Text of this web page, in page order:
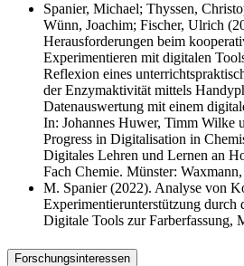
Spanier, Michael; Thyssen,
Wünn, Joachim; Fischer, Ulrich
Herausforderungen beim
Experimentieren mit digitalen
Reflexion eines
der Enzymaktivität mittels
Datenauswertung mit einem
In: Johannes Huwer, Timm Wilke
Progress in Digitalisation in
Digitales Lehren und Lernen an
Fach Chemie. Münster:
M. Spanier (2022). Analyse von
Experimentierunterstützung durch
Digitale Tools zur Farberfassung,
Forschungsinteressen